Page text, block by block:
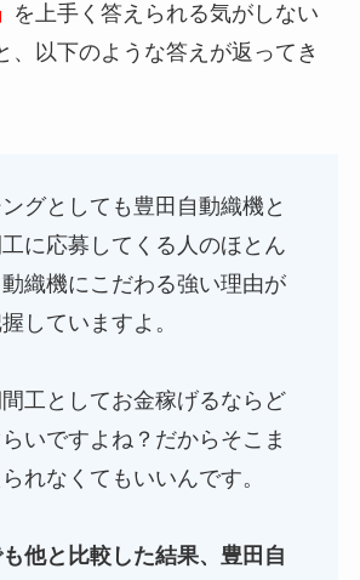
を上手く答えられる気がしない
、以下のような答えが返ってき
グとしても豊田自動織機と
に応募してくる人のほとん
織機にこだわる強い理由が
していますよ。
工としてお金稼げるならど
いですよね？だからそこま
れなくてもいいんです。
も他と比較した結果、豊田自